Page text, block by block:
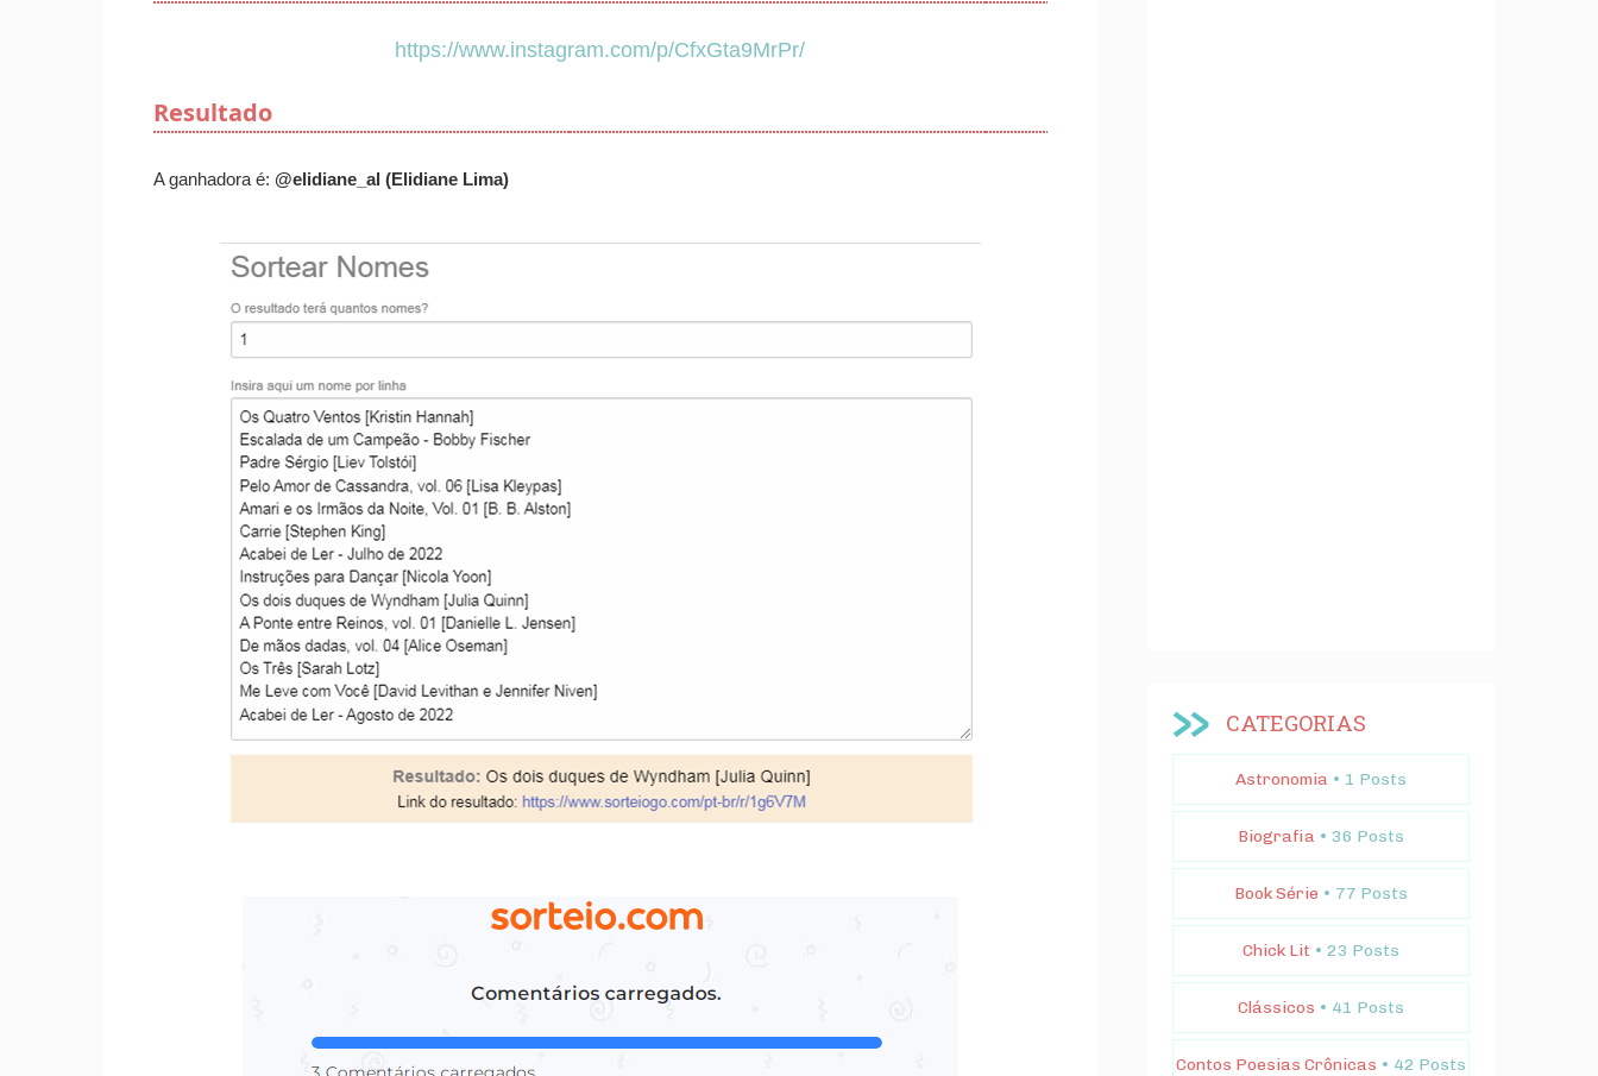
https://www.instagram.com/p/CfxGta9MrPr/
Resultado
A ganhadora é: @elidiane_al (Elidiane Lima)
CATEGORIAS
Astronomia • 1 Posts
Biografia • 36 Posts
Book Série • 77 Posts
Chick Lit • 23 Posts
Clássicos • 41 Posts
Contos Poesias Crônicas • 42 Posts